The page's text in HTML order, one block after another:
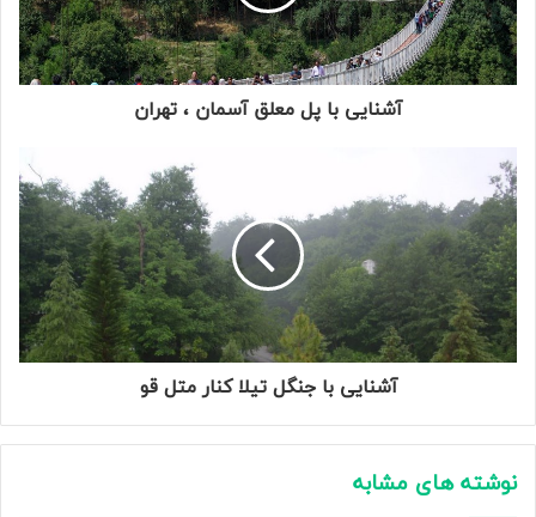
آشنایی با پل معلق آسمان ، تهران
آشنایی با جنگل تیلا کنار متل قو
نوشته های مشابه